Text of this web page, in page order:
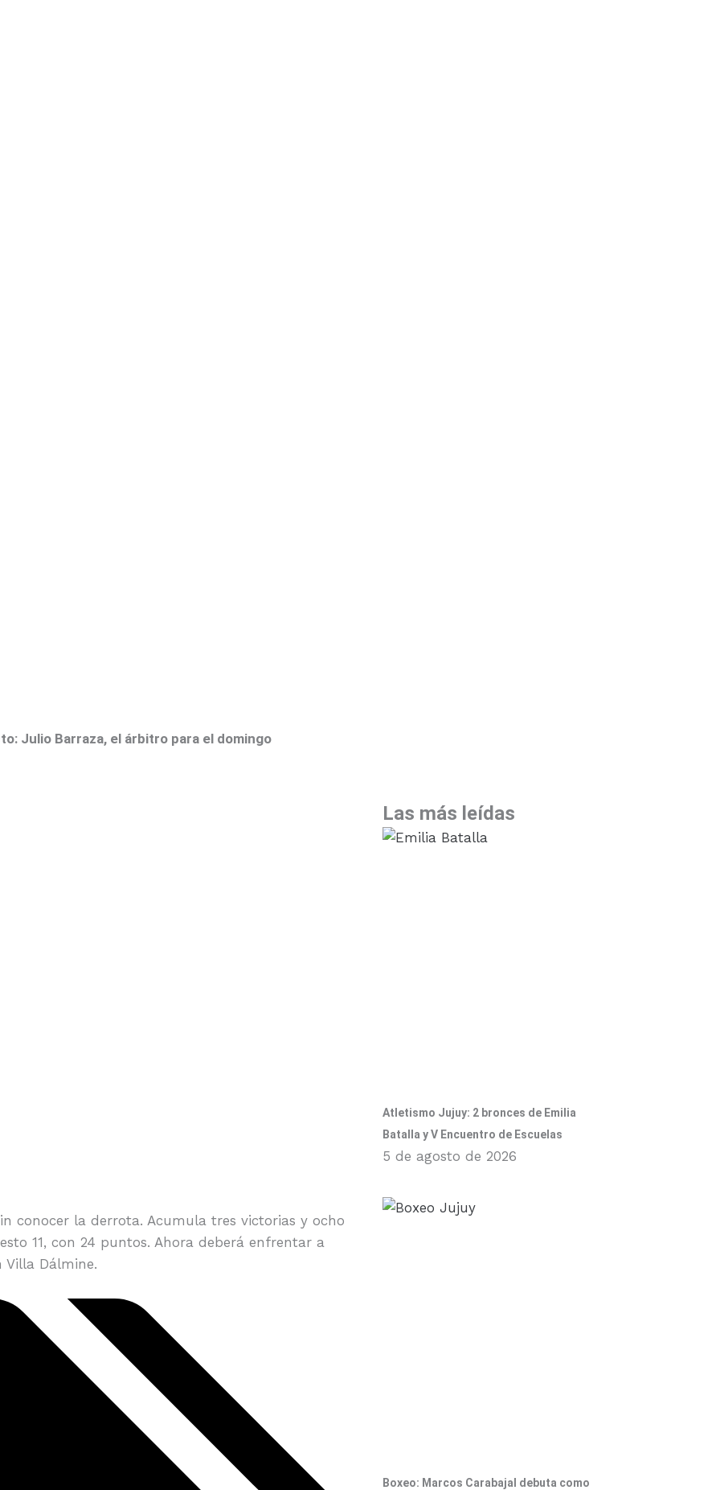
Julio Barraza, el árbitro para el domingo
conocer la derrota. Acumula tres victorias y ocho
11, con 24 puntos. Ahora deberá enfrentar a
Villa Dálmine.
Las más leídas
Atletismo Jujuy: 2 bronces de Emilia
Batalla y V Encuentro de Escuelas
5 de agosto de 2026
Boxeo: Marcos Carabajal debuta como